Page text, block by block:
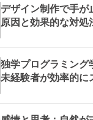
デザイン制作で手が
原因と効果的な対処
独学プログラミング
未経験者が効率的に